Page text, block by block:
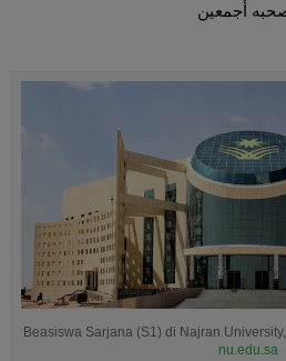
أجمعين
Beasiswa Sarjana (S1) di Najran
nu.edu.sa